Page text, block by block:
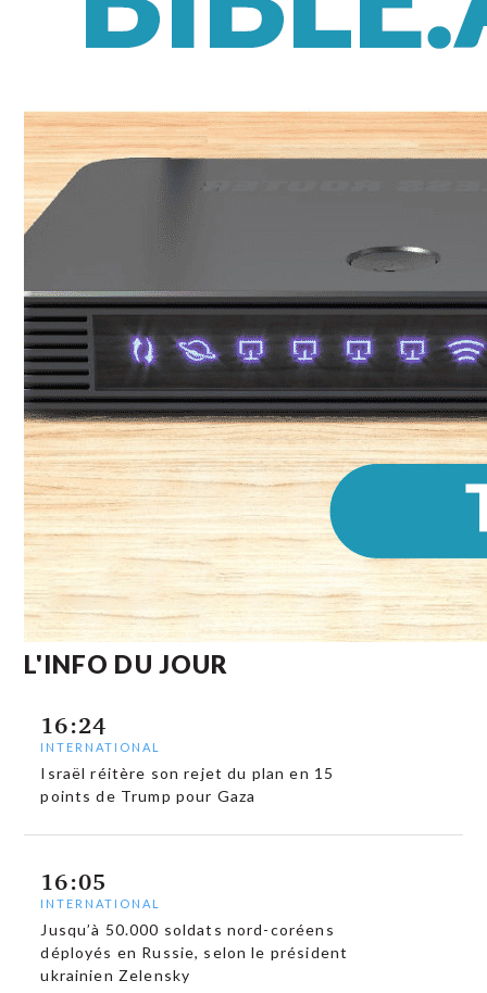
L'INFO DU JOUR
16:24
INTERNATIONAL
Israël réitère son rejet du plan en 15
points de Trump pour Gaza
16:05
INTERNATIONAL
Jusqu’à 50.000 soldats nord-coréens
déployés en Russie, selon le président
ukrainien Zelensky